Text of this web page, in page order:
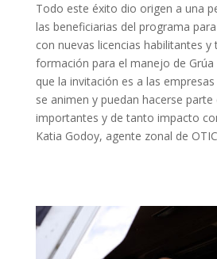
Todo este éxito dio origen a una
las beneficiarias del programa
con nuevas licencias habilitantes
formación para el manejo de Grúa
que la invitación es a las
se animen y puedan hacerse
importantes y de tanto impacto
Katia Godoy, agente zonal de